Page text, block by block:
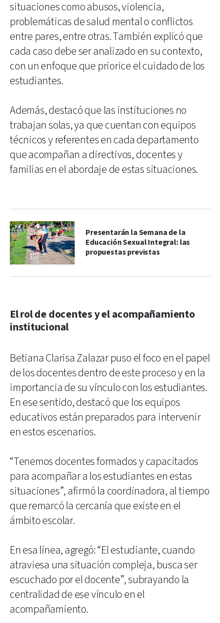
situaciones como abusos, violencia,
problemáticas de salud mental o conflictos
entre pares, entre otras. También explicó que
cada caso debe ser analizado en su contexto,
con un enfoque que priorice el cuidado de los
estudiantes.
Además, destacó que las instituciones no
trabajan solas, ya que cuentan con equipos
técnicos y referentes en cada departamento
que acompañan a directivos, docentes y
familias en el abordaje de estas situaciones.
Presentarán la Semana de la
Educación Sexual Integral: las
propuestas previstas
El rol de docentes y el acompañamiento
institucional
Betiana Clarisa Zalazar puso el foco en el papel
de los docentes dentro de este proceso y en la
importancia de su vínculo con los estudiantes.
En ese sentido, destacó que los equipos
educativos están preparados para intervenir
en estos escenarios.
“Tenemos docentes formados y capacitados
para acompañar a los estudiantes en estas
situaciones”, afirmó la coordinadora, al tiempo
que remarcó la cercanía que existe en el
ámbito escolar.
En esa línea, agregó: “El estudiante, cuando
atraviesa una situación compleja, busca ser
escuchado por el docente”, subrayando la
centralidad de ese vínculo en el
acompañamiento.